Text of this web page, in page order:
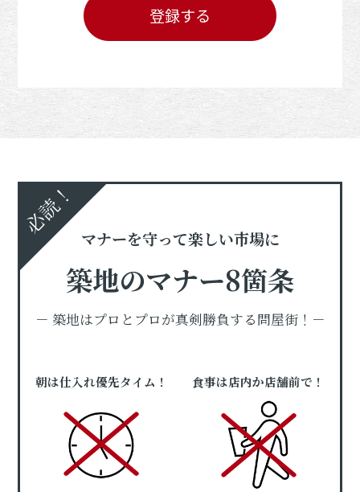
登録する
必読！
マナーを守って楽しい市場に
築地のマナー8箇条
－ 築地はプロとプロが真剣勝負する問屋街！－
朝は仕入れ優先タイム！ 食事は店内か店舗前で！